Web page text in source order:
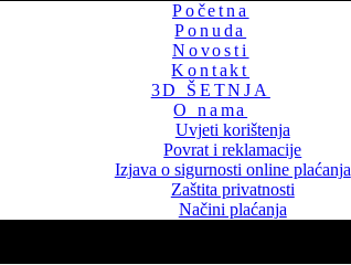
Početna
Ponuda
Novosti
Kontakt
3D ŠETNJA
O nama
Uvjeti korištenja
Povrat i reklamacije
Izjava o sigurnosti online plaćanja
Zaštita privatnosti
Načini plaćanja